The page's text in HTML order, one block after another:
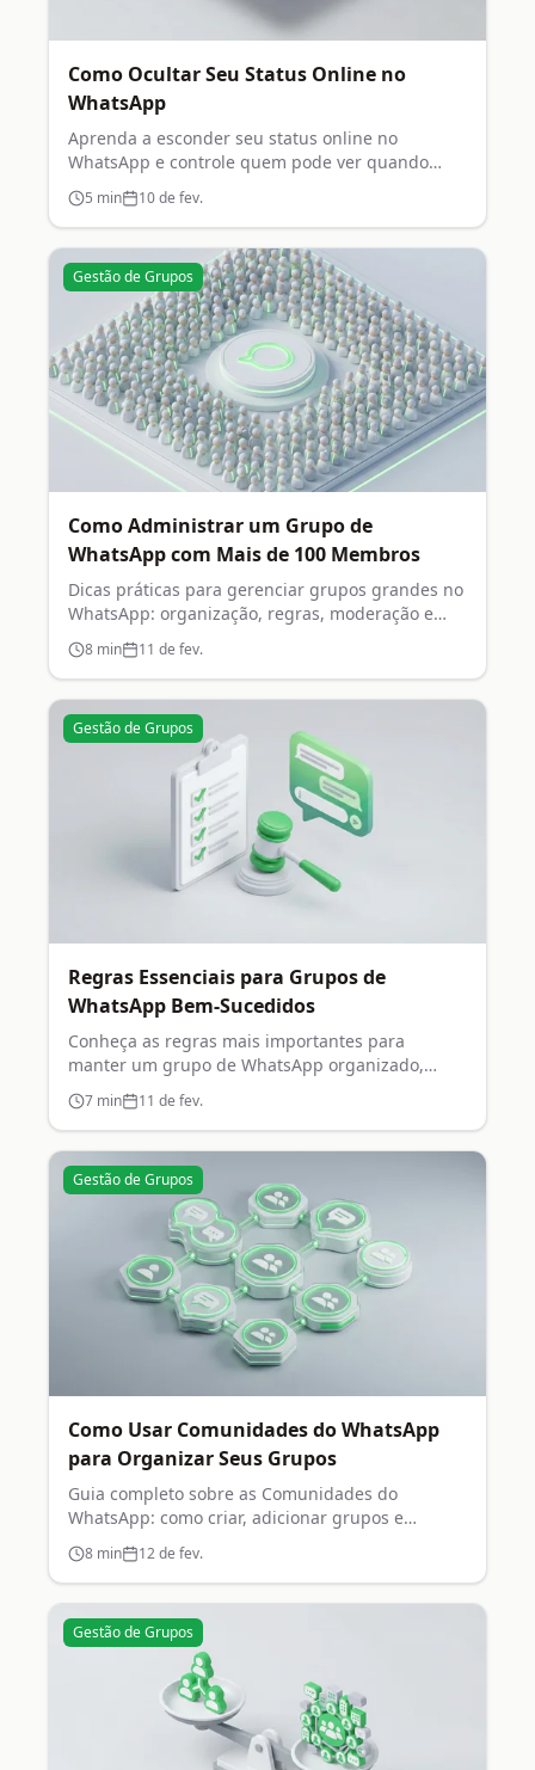
Como Ocultar Seu Status Online no
WhatsApp
Aprenda a esconder seu status online no
WhatsApp e controle quem pode ver quando
você está conectado.
5 min 10 de fev.
Gestão de Grupos
Como Administrar um Grupo de
WhatsApp com Mais de 100 Membros
Dicas práticas para gerenciar grupos grandes no
WhatsApp: organização, regras, moderação e
engajamento.
8 min 11 de fev.
Gestão de Grupos
Regras Essenciais para Grupos de
WhatsApp Bem-Sucedidos
Conheça as regras mais importantes para
manter um grupo de WhatsApp organizado,
respeitoso e engajado.
7 min 11 de fev.
Gestão de Grupos
Como Usar Comunidades do WhatsApp
para Organizar Seus Grupos
Guia completo sobre as Comunidades do
WhatsApp: como criar, adicionar grupos e
gerenciar sua comunidade.
8 min 12 de fev.
Gestão de Grupos